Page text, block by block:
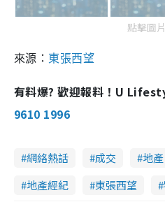
點擊圖
來源： 東張西望
有料爆? 歡迎報料！U
9610 1996
網絡熱話 成交 地產
地產經紀
東張西望